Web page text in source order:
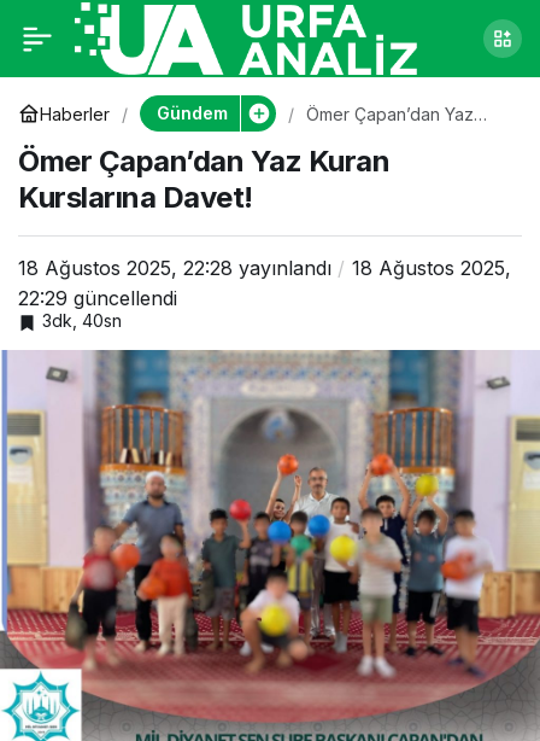
Haberler Gündem
Ömer Çapan’dan Yaz
Ömer Çapan’dan Yaz Kuran
Kurslarına Davet!
18 Ağustos 2025, 22:28 yayınlandı
18 Ağustos 2025,
22:29 güncellendi
3dk, 40sn
Ömer Çapan’dan Yaz
Kuran Kurslarına
Davet!
0